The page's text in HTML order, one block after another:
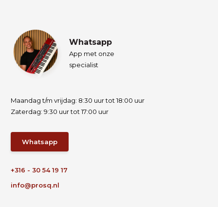
Whatsapp
App met onze
specialist
Maandag t/m vrijdag: 8:30 uur tot 18:00 uur
Zaterdag: 9:30 uur tot 17:00 uur
Whatsapp
+316 - 30 54 19 17
info@prosq.nl